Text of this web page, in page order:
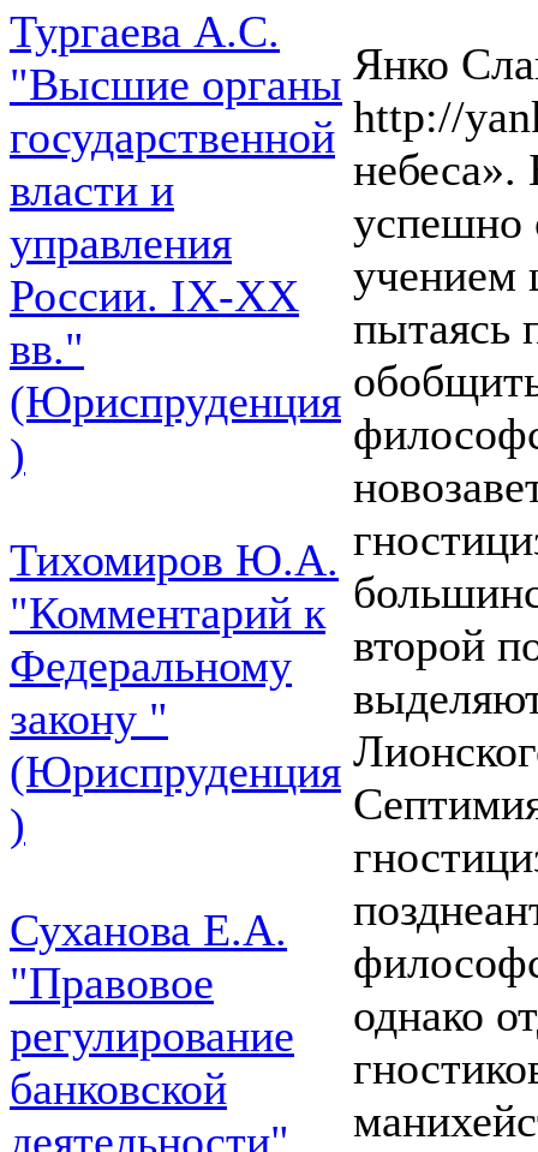
Тургаева А.С.
"Высшие органы
государственной
власти и
управления
России. IХ-ХХ
вв."
(Юриспруденция
)
Тихомиров Ю.А.
"Комментарий к
Федеральному
закону "
(Юриспруденция
)
Суханова Е.А.
"Правовое
регулирование
банковской
деятельности"
Янко
http://
небеса».
успешно
учением
пытаясь
второй
однако